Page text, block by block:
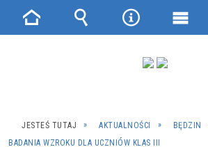
JESTEŚ TUTAJ AKTUALNOŚCI
BĘDZIN
BADANIA WZROKU DLA UCZNIÓW KLAS III
Strona Wyszukiwarka
NarzędziaMenu